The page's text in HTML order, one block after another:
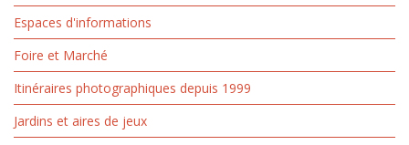
Espaces d'informations
Foire et Marché
Itinéraires photographiques depuis 1999
Jardins et aires de jeux